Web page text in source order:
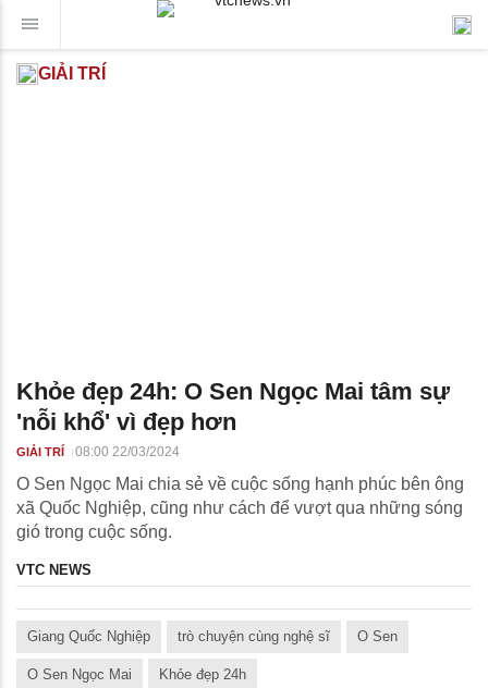
GIẢI TRÍ
Khỏe đẹp 24h: O Sen Ngọc Mai tâm sự
'nỗi khổ' vì đẹp hơn
GIẢI TRÍ 08:00 22/03/2024
O Sen Ngọc Mai chia sẻ về cuộc sống hạnh phúc bên ông
xã Quốc Nghiệp, cũng như cách để vượt qua những sóng
gió trong cuộc sống.
VTC NEWS
Giang Quốc Nghiệp trò chuyện cùng nghệ sĩ O Sen
O Sen Ngọc Mai Khỏe đẹp 24h